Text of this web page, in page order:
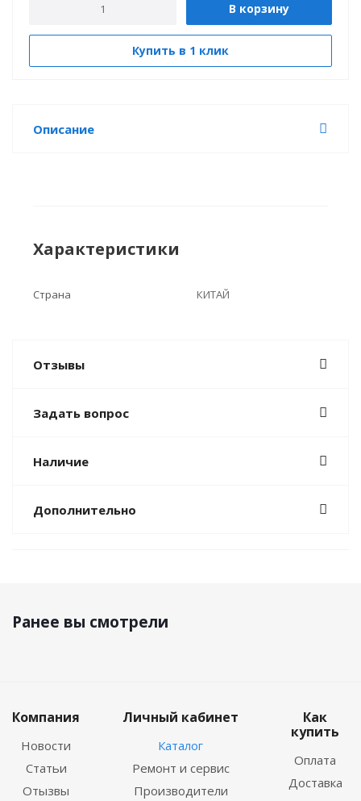
В корзину
Купить в 1 клик
Описание
Характеристики
Страна КИТАЙ
Отзывы
Задать вопрос
Наличие
Дополнительно
Ранее вы смотрели
Компания
Новости
Статьи
Отызвы
Личный кабинет
Каталог
Ремонт и сервис
Производители
Как
купить
Оплата
Доставка